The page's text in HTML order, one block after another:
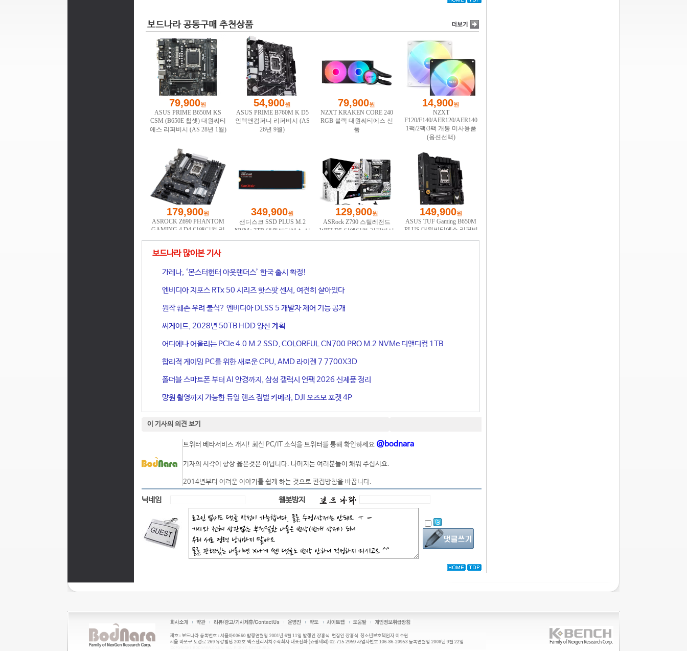
보드나라 많이본 기사
가레나, ‘몬스터헌터 아웃랜더스’ 한국 출시 확정!
엔비디아 지포스 RTx 50 시리즈 핫스팟 센서, 여전히 살아있다
원작 훼손 우려 불식? 엔비디아 DLSS 5 개발자 제어 기능 공개
씨게이트, 2028년 50TB HDD 양산 계획
어디에나 어울리는 PCIe 4.0 M.2 SSD, COLORFUL CN700 PRO M.2 NVMe 디앤디컴 1TB
합리적 게이밍 PC를 위한 새로운 CPU, AMD 라이젠 7 7700X3D
폴더블 스마트폰 부터 AI 안경까지, 삼성 갤럭시 언팩 2026 신제품 정리
망원 촬영까지 가능한 듀얼 렌즈 짐벌 카메라, DJI 오즈모 포켓 4P
이 기사의 의견 보기
트위터 베타서비스 개시! 최신 PC/IT 소식을 트위터를 통해 확인하세요 @bodnara
기자의 시각이 항상 옳은것은 아닙니다. 나머지는 여러분들이 채워 주십시요.
2014년부터 어려운 이야기를 쉽게 하는 것으로 편집방침을 바꿉니다.
닉네임 웹봇방지